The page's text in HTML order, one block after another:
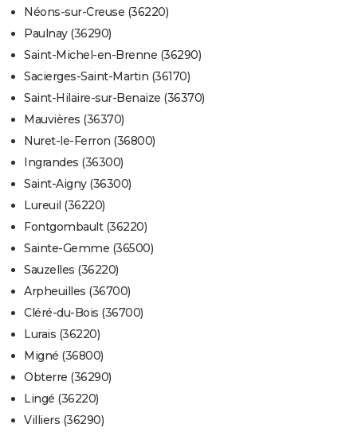
Néons-sur-Creuse (36220)
Paulnay (36290)
Saint-Michel-en-Brenne (36290)
Sacierges-Saint-Martin (36170)
Saint-Hilaire-sur-Benaize (36370)
Mauvières (36370)
Nuret-le-Ferron (36800)
Ingrandes (36300)
Saint-Aigny (36300)
Lureuil (36220)
Fontgombault (36220)
Sainte-Gemme (36500)
Sauzelles (36220)
Arpheuilles (36700)
Cléré-du-Bois (36700)
Lurais (36220)
Migné (36800)
Obterre (36290)
Lingé (36220)
Villiers (36290)